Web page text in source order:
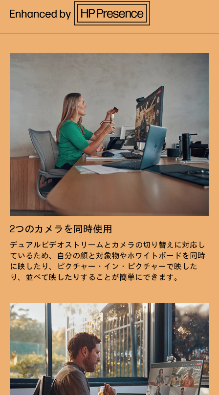
2つのカメラを同時使用
デュアルビデオストリームとカメラの切り替えに対応し
ているため、自分の顔と対象物やホワイトボードを同時
に映したり、ピクチャー・イン・ピクチャーで映した
り、並べて映したりすることが簡単にできます。